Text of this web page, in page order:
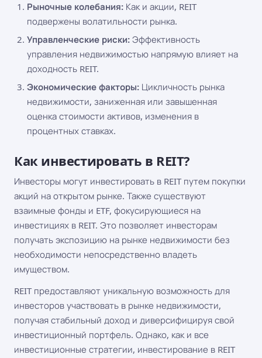
Рыночные колебания: Как и акции, REIT
подвержены волатильности рынка.
Управленческие риски: Эффективность
управления недвижимостью напрямую влияет на
доходность REIT.
Экономические факторы: Цикличность рынка
недвижимости, заниженная или завышенная
оценка стоимости активов, изменения в
процентных ставках.
Как инвестировать в REIT?
Инвесторы могут инвестировать в REIT путем покупки
акций на открытом рынке. Также существуют
взаимные фонды и ETF, фокусирующиеся на
инвестициях в REIT. Это позволяет инвесторам
получать экспозицию на рынке недвижимости без
необходимости непосредственно владеть
имуществом.
REIT предоставляют уникальную возможность для
инвесторов участвовать в рынке недвижимости,
получая стабильный доход и диверсифицируя свой
инвестиционный портфель. Однако, как и все
инвестиционные стратегии, инвестирование в REIT